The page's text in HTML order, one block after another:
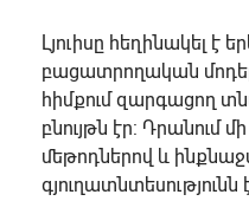
Լյուիսը հեղինակել է
բացատրողական
հիմքում զարգացող
բնույթն էր: Դրանում
մեթոդներով և